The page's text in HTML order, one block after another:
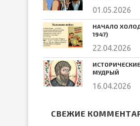
01.05.2026
НАЧАЛО
1947)
22.04.2026
МУДРЫЙ
16.04.2026
СВЕЖИЕ